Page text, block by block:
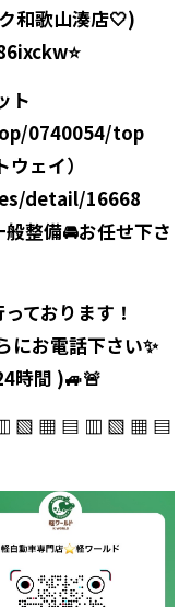
和歌山湊店🤍)
ト
0740054/top
ェイ）
detail/16668
般整備🚘お任せ下さ
ております！
にお電話下さい✨
時間 )🚙🚨
▧ ▦ ▤ ▥ ▧ ▦ ▤